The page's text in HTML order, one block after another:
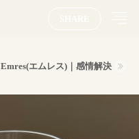
Emres(エムレス)｜感情解決